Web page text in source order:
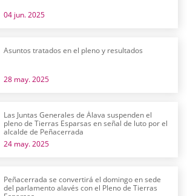
04 jun. 2025
Asuntos tratados en el pleno y resultados
28 may. 2025
Las Juntas Generales de Álava suspenden el
pleno de Tierras Esparsas en señal de luto por el
alcalde de Peñacerrada
24 may. 2025
Peñacerrada se convertirá el domingo en sede
del parlamento alavés con el Pleno de Tierras